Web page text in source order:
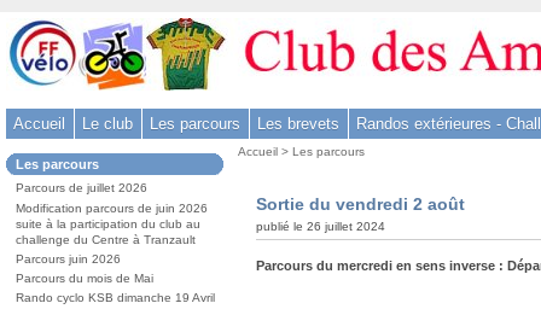
Aller
au
contenu
Aller
menu
-
Aller
à
la
Accueil Le club Les parcours Les brevets Randos extérieures -
Dans
la
rubrique
:
Les parcours
Parcours de juillet 2026
Modification parcours de juin 2026
suite à la participation du club au
challenge du Centre à Tranzault
Parcours juin 2026
Parcours du mois de Mai
Rando cyclo KSB dimanche 19 Avril
Vous
Accueil >Les parcours
Sortie du vendredi 2 août
publié le 26 juillet 2024
Parcours du mercredi en sens inverse :